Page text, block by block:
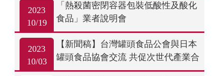
2023
10/19
「熱殺菌密閉容器包裝低酸性及酸化
食品」業者說明會
2023
10/03
【新聞稿】台灣罐頭食品公會與日本
罐頭食品協會交流 共促次世代產業合
作與發展